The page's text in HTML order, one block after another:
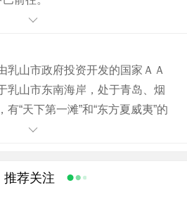
山市政府投资开发的国家ＡＡ
乳山市东南海岸，处于青岛、烟
“天下第一滩”和“东方夏威夷”的
的沙滩，坡缓滩平，沙质细腻松
推荐关注